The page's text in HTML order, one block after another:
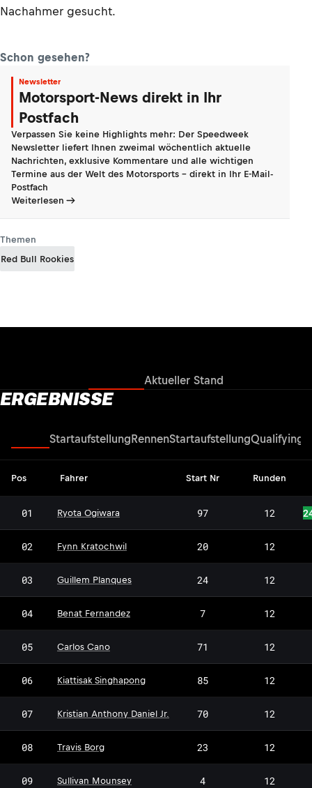
Nachahmer gesucht.
Schon gesehen?
Newsletter
Motorsport-News direkt in Ihr
Postfach
Verpassen Sie keine Highlights mehr: Der Speedweek
Newsletter liefert Ihnen zweimal wöchentlich aktuelle
Nachrichten, exklusive Kommentare und alle wichtigen
Termine aus der Welt des Motorsports - direkt in Ihr E-Mail-
Postfach
Weiterlesen
Themen
Red Bull Rookies
Aktueller Stand
ERGEBNISSE
StartaufstellungRennenStartaufstellungQualifying
Pos Fahrer Start Nr Runden
01 Ryota Ogiwara 97 12
02 Fynn Kratochwil 20 12
03 Guillem Planques 24 12
04 Benat Fernandez 7 12
05 CC
Carlos Cano 71 12
06 Kiattisak Singhapong 85 12
07 Kristian Anthony Daniel Jr. 70 12
08 Travis Borg 23 12
09 Sullivan Mounsey 4 12